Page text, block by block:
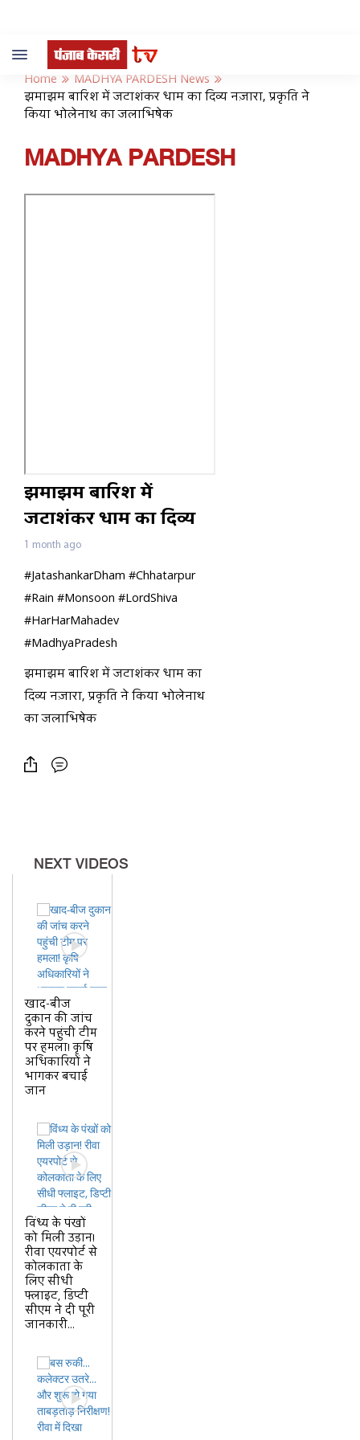
Toggle
navigation
Home
MADHYA PARDESH News
झमाझम बारिश में जटाशंकर धाम का दिव्य नज़ारा, प्रकृति ने
किया भोलेनाथ का जलाभिषेक
MADHYA PARDESH
झमाझम बारिश में
जटाशंकर धाम का दिव्य
नज़ारा, प्रकृति ने किया
भोलेनाथ का जलाभिषेक
1 month ago
#JatashankarDham #Chhatarpur
#Rain #Monsoon #LordShiva
#HarHarMahadev
#MadhyaPradesh
झमाझम बारिश में जटाशंकर धाम का
दिव्य नज़ारा, प्रकृति ने किया भोलेनाथ
का जलाभिषेक
NEXT VIDEOS
खाद-बीज
दुकान की जांच
करने पहुंची टीम
पर हमला! कृषि
अधिकारियों ने
भागकर बचाई
जान
विंध्य के पंखों
को मिली उड़ान!
रीवा एयरपोर्ट से
कोलकाता के
लिए सीधी
फ्लाइट, डिप्टी
सीएम ने दी पूरी
जानकारी...